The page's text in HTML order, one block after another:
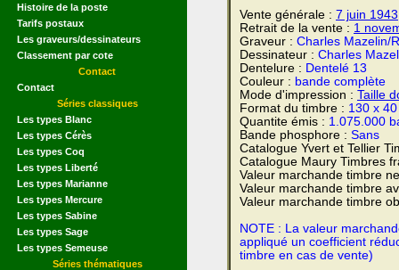
Histoire de la poste
Tarifs postaux
Les graveurs/dessinateurs
Classement par cote
Contact
Contact
Séries classiques
Les types Blanc
Les types Cérès
Les types Coq
Les types Liberté
Les types Marianne
Les types Mercure
Les types Sabine
Les types Sage
Les types Semeuse
Séries thématiques
Vente générale : 7 juin 1943
Retrait de la vente : 1
Graveur : Charles Mazelin/
Dessinateur : Charles
Dentelure : Dentelé 13
Couleur : bande complète
Mode d'impression : Taille
Format du timbre : 130 x
Quantite émis : 1.075.000
Bande phosphore : Sans
Catalogue Yvert et Tellier
Catalogue Maury Timbres
Valeur marchande timbre
Valeur marchande timbre
Valeur marchande timbre
NOTE : La valeur
appliqué un coefficient
timbre en cas de vente)